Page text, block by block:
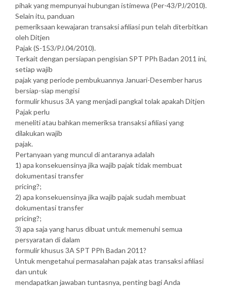
pihak yang mempunyai hubungan istimewa (Per-43/PJ/2010).
Selain itu, panduan
pemeriksaan kewajaran transaksi afiliasi pun telah diterbitkan
oleh Ditjen
Pajak (S-153/PJ.04/2010).
Terkait dengan persiapan pengisian SPT PPh Badan 2011 ini,
setiap wajib
pajak yang periode pembukuannya Januari-Desember harus
bersiap-siap mengisi
formulir khusus 3A yang menjadi pangkal tolak apakah Ditjen
Pajak perlu
meneliti atau bahkan memeriksa transaksi afiliasi yang
dilakukan wajib
pajak.
Pertanyaan yang muncul di antaranya adalah
1) apa konsekuensinya jika wajib pajak tidak membuat
dokumentasi transfer
pricing?;
2) apa konsekuensinya jika wajib pajak sudah membuat
dokumentasi transfer
pricing?;
3) apa saja yang harus dibuat untuk memenuhi semua
persyaratan di dalam
formulir khusus 3A SPT PPh Badan 2011?
Untuk mengetahui permasalahan pajak atas transaksi afiliasi
dan untuk
mendapatkan jawaban tuntasnya, penting bagi Anda